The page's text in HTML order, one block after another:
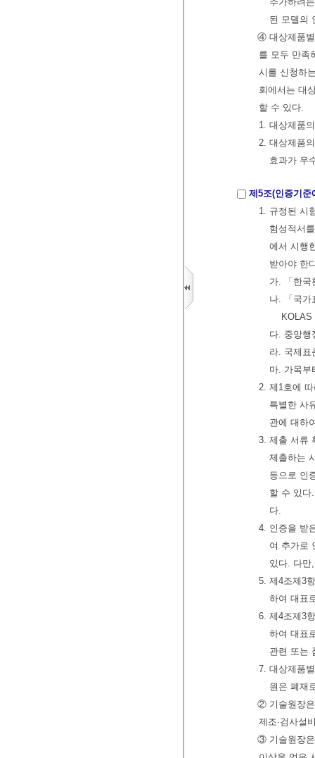
된 모델의
④ 대상제품별
를 모두 만족
시를 신청하
회에서는 대
할 수 있다.
1. 대상제품
2. 대상제품
효과가 우
제5조(인증기준
1. 규정된 시
험성적서
에서 시행
받아야 한
가. 「한국
나. 「국가
다. 중앙행
라. 국제표
마. 가목부
2. 제1호에
특별한 사
관에 대하
3. 제출 서류
제출하는
등으로 인
할 수 있다
다.
4. 인증을 받
여 추가로
있다. 다만
5. 제4조제3
하여 대표
6. 제4조제3
하여 대표
관련 또는
7. 대상제품
원은 폐재
② 기술원장은
제조·검사설
③ 기술원장은